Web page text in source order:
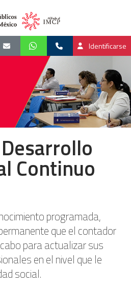
Identificarse
Continuo
programada,
que el contador
para actualizar sus
en el nivel que le
social.